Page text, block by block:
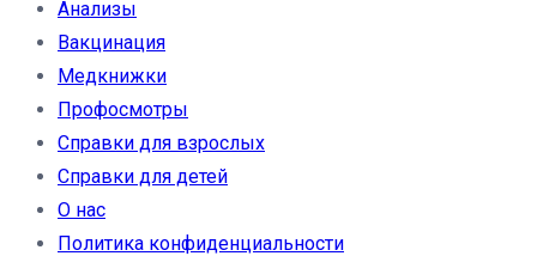
Анализы
Вакцинация
Медкнижки
Профосмотры
Справки для взрослых
Справки для детей
О нас
Политика конфиденциальности